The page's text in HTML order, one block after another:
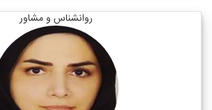
روانشناس و مشاور